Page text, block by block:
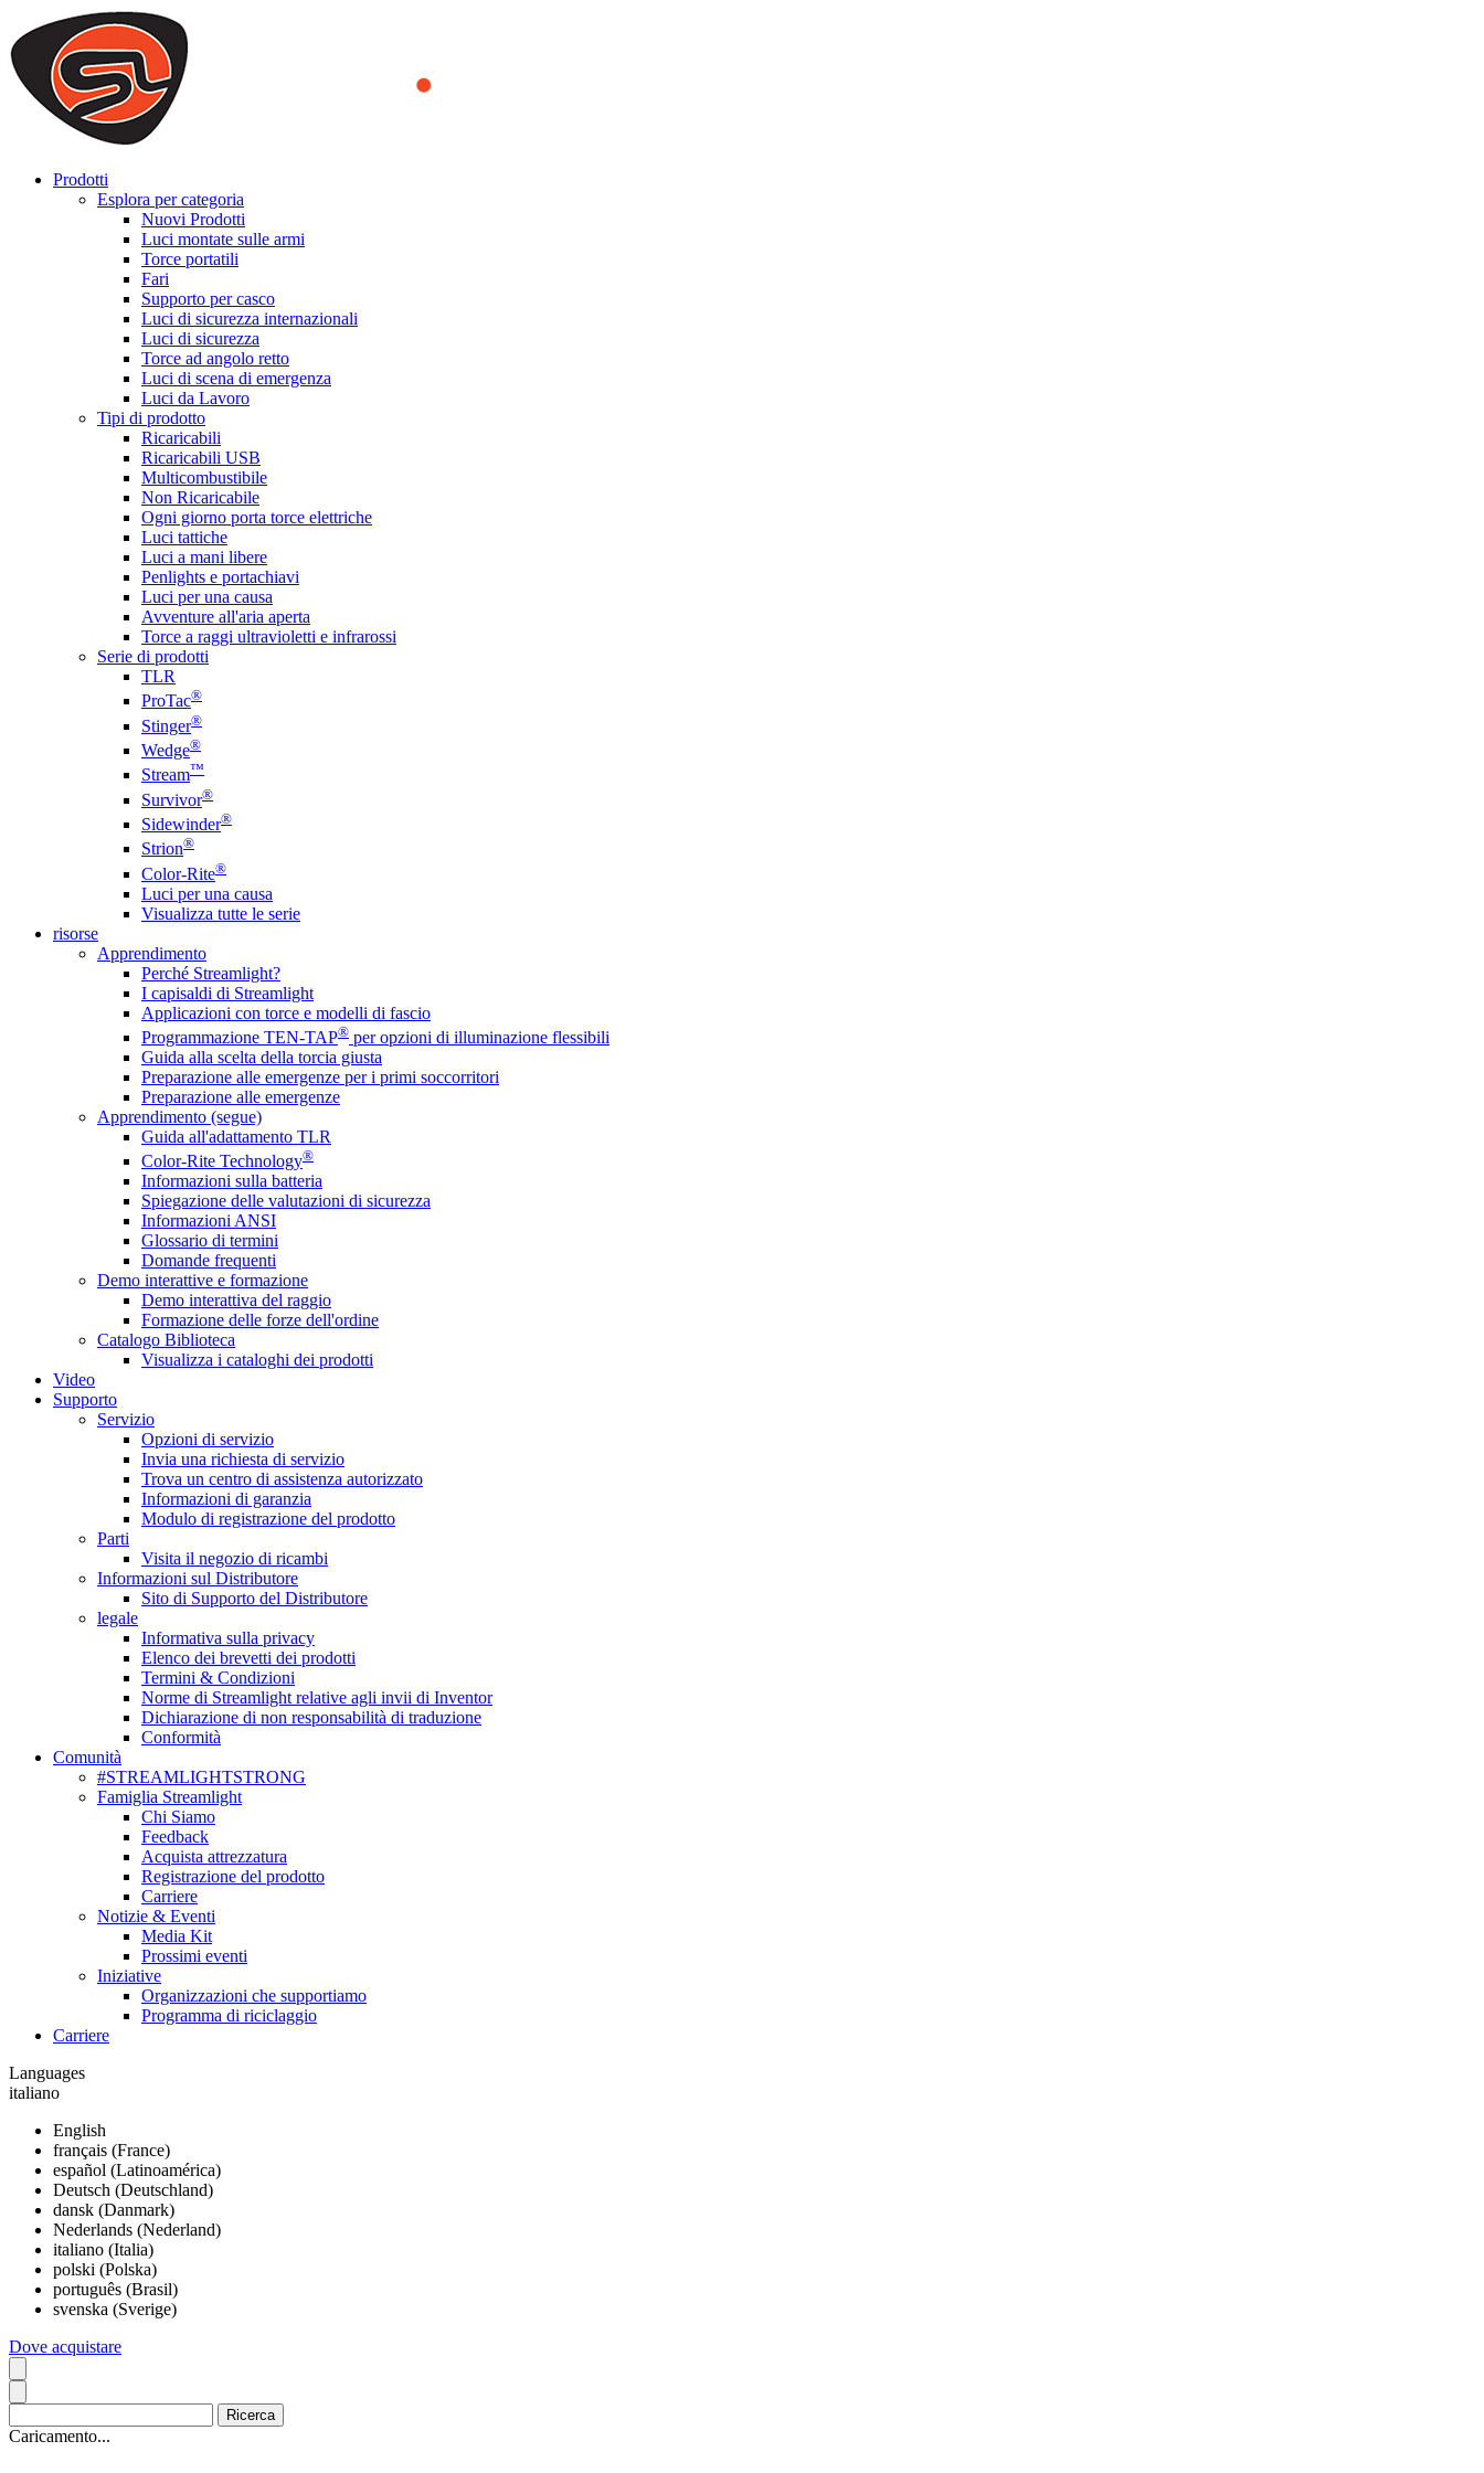
We use cookies to ensure that we provide you the best experience on our website. By continuing to browse this website, you accept that cookies are used to help us analyze how the website is used and to offer
you a better experience. To learn more or to find out how you can disable cookies, you can access our
ACCEPT AND CLOSE
Prodotti
Esplora per categoria
Nuovi Prodotti
Luci montate sulle armi
Torce portatili
Fari
Supporto per casco
Luci di sicurezza internazionali
Luci di sicurezza
Torce ad angolo retto
Luci di scena di emergenza
Luci da Lavoro
Tipi di prodotto
Ricaricabili
Ricaricabili USB
Multicombustibile
Non Ricaricabile
Ogni giorno porta torce elettriche
Luci tattiche
Luci a mani libere
Penlights e portachiavi
Luci per una causa
Avventure all'aria aperta
Torce a raggi ultravioletti e infrarossi
Serie di prodotti
TLR
ProTac®
Stinger®
Wedge®
Stream™
Survivor®
Sidewinder®
Strion®
Color-Rite®
Luci per una causa
Visualizza tutte le serie
risorse
Apprendimento
Perché Streamlight?
I capisaldi di Streamlight
Applicazioni con torce e modelli di fascio
Programmazione TEN-TAP® per opzioni di illuminazione flessibili
Guida alla scelta della torcia giusta
Preparazione alle emergenze per i primi soccorritori
Preparazione alle emergenze
Apprendimento (segue)
Guida all'adattamento TLR
Color-Rite Technology®
Informazioni sulla batteria
Spiegazione delle valutazioni di sicurezza
Informazioni ANSI
Glossario di termini
Domande frequenti
Demo interattive e formazione
Demo interattiva del raggio
Formazione delle forze dell'ordine
Catalogo Biblioteca
Visualizza i cataloghi dei prodotti
Video
Supporto
Servizio
Opzioni di servizio
Invia una richiesta di servizio
Trova un centro di assistenza autorizzato
Informazioni di garanzia
Modulo di registrazione del prodotto
Parti
Visita il negozio di ricambi
Informazioni sul Distributore
Sito di Supporto del Distributore
legale
Informativa sulla privacy
Elenco dei brevetti dei prodotti
Termini & Condizioni
Norme di Streamlight relative agli invii di Inventor
Dichiarazione di non responsabilità di traduzione
Conformità
Comunità
#STREAMLIGHTSTRONG
Famiglia Streamlight
Chi Siamo
Feedback
Acquista attrezzatura
Registrazione del prodotto
Carriere
Notizie & Eventi
Media Kit
Prossimi eventi
Iniziative
Organizzazioni che supportiamo
Programma di riciclaggio
Carriere
Languages
italiano
English
français (France)
español (Latinoamérica)
Deutsch (Deutschland)
dansk (Danmark)
Nederlands (Nederland)
italiano (Italia)
polski (Polska)
português (Brasil)
svenska (Sverige)
Dove acquistare
Caricamento...